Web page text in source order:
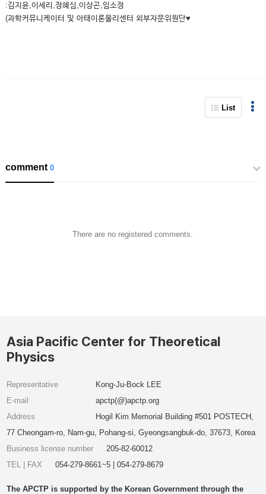
:김지윤,이세리,정혜심,이상곤,임소정
(과학커뮤니케이터 및 아태이론물리센터 외부자문위원단♥
List
comment0
There are no registered comments.
Asia Pacific Center for Theoretical
Physics
Representative
Kong-Ju-Bock LEE
E-mail
apctp(@)apctp.org
Address
Hogil Kim Memorial Building #501 POSTECH,
77 Cheongam-ro, Nam-gu, Pohang-si, Gyeongsangbuk-do, 37673, Korea
Business license number
205-82-60012
TEL | FAX
054-279-8661~5 | 054-279-8679
The APCTP is supported by the Korean Government through the